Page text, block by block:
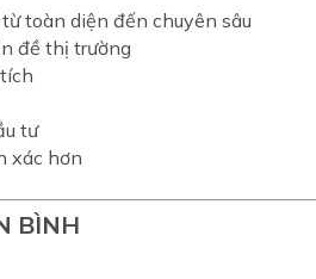
toàn diện đến chuyên sâu
đề thị trường
tư
xác hơn
BÌNH